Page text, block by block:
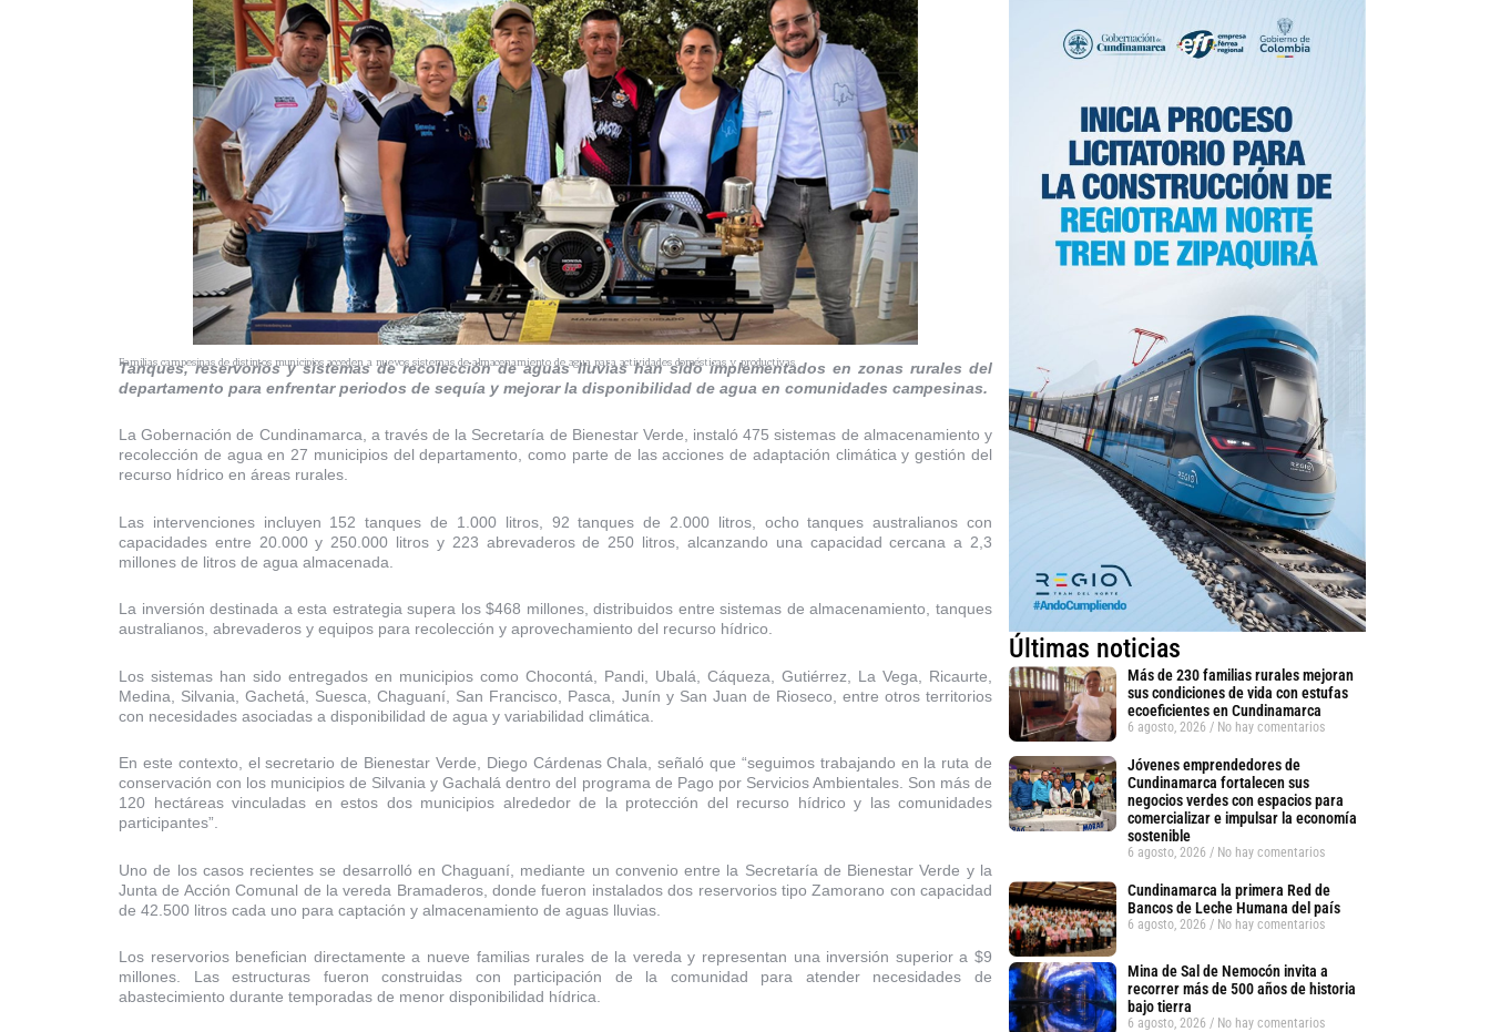
Familias campesinas de distintos municipios acceden a nuevos sistemas de almacenamiento de agua para actividades domésticas y productivas.
Tanques, reservorios y sistemas de recolección de aguas lluvias han sido implementados en zonas rurales del
departamento para enfrentar periodos de sequía y mejorar la disponibilidad de agua en comunidades campesinas.
La Gobernación de Cundinamarca, a través de la Secretaría de Bienestar Verde, instaló 475 sistemas de almacenamiento y
recolección de agua en 27 municipios del departamento, como parte de las acciones de adaptación climática y gestión del
recurso hídrico en áreas rurales.
Las intervenciones incluyen 152 tanques de 1.000 litros, 92 tanques de 2.000 litros, ocho tanques australianos con
capacidades entre 20.000 y 250.000 litros y 223 abrevaderos de 250 litros, alcanzando una capacidad cercana a 2,3
millones de litros de agua almacenada.
La inversión destinada a esta estrategia supera los $468 millones, distribuidos entre sistemas de almacenamiento, tanques
australianos, abrevaderos y equipos para recolección y aprovechamiento del recurso hídrico.
Los sistemas han sido entregados en municipios como Chocontá, Pandi, Ubalá, Cáqueza, Gutiérrez, La Vega, Ricaurte,
Medina, Silvania, Gachetá, Suesca, Chaguaní, San Francisco, Pasca, Junín y San Juan de Rioseco, entre otros territorios
con necesidades asociadas a disponibilidad de agua y variabilidad climática.
En este contexto, el secretario de Bienestar Verde, Diego Cárdenas Chala, señaló que “seguimos trabajando en la ruta de
conservación con los municipios de Silvania y Gachalá dentro del programa de Pago por Servicios Ambientales. Son más de
120 hectáreas vinculadas en estos dos municipios alrededor de la protección del recurso hídrico y las comunidades
participantes”.
Uno de los casos recientes se desarrolló en Chaguaní, mediante un convenio entre la Secretaría de Bienestar Verde y la
Junta de Acción Comunal de la vereda Bramaderos, donde fueron instalados dos reservorios tipo Zamorano con capacidad
de 42.500 litros cada uno para captación y almacenamiento de aguas lluvias.
Los reservorios benefician directamente a nueve familias rurales de la vereda y representan una inversión superior a $9
millones. Las estructuras fueron construidas con participación de la comunidad para atender necesidades de
abastecimiento durante temporadas de menor disponibilidad hídrica.
Últimas noticias
Más de 230 familias rurales mejoran
sus condiciones de vida con estufas
ecoeficientes en Cundinamarca
6 agosto, 2026 No hay comentarios
Jóvenes emprendedores de
Cundinamarca fortalecen sus
negocios verdes con espacios para
comercializar e impulsar la economía
sostenible
6 agosto, 2026 No hay comentarios
Cundinamarca la primera Red de
Bancos de Leche Humana del país
6 agosto, 2026 No hay comentarios
Mina de Sal de Nemocón invita a
recorrer más de 500 años de historia
bajo tierra
6 agosto, 2026 No hay comentarios